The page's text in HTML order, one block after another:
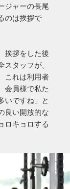
ジャーの長尾
のは挨拶で
挨拶をした後
タッフが、
これは利用者
会員様で私た
いですね」と
良い開放的な
ロキョロする